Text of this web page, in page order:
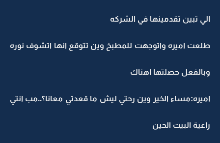
الي تبين تقدمينها في الشركه
طلعت اميره واتوجهت للمطبخ وين تتوقع انها اتشوف نوره
وبالفعل حصلتها اهناك
اميره:مساء الخير وين رحتي ليش ما قعدتي معانا؟..مب انتي
راعية البيت الحين